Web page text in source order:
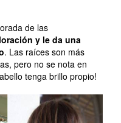
de las
y le da una
. Las raíces son más
pero no se nota en
tenga brillo propio!